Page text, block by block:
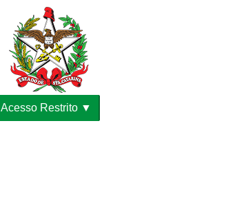
Acesso Restrito